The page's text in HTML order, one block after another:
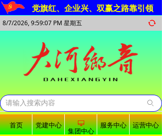
뀐
8/7/2026, 9:59:08 PM 星期五
ꄙ
首页 党建中心 ꀖ
集团中心
服务中心 运营中心
党旗红、企业兴、双赢之路靠引领